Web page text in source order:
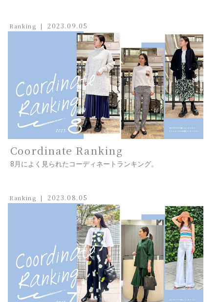
Ranking 2023.09.05
Coordinate Ranking
8月によく見られたコーディネートランキング。
Ranking 2023.08.05